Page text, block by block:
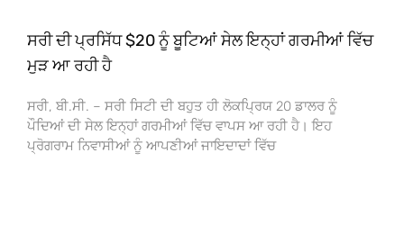
ਸਰੀ ਦੀ ਪ੍ਰਸਿੱਧ $20 ਨੂੰ ਬੂਟਿਆਂ ਸੇਲ ਇਨ੍ਹਾਂ ਗਰਮੀਆਂ ਵਿੱਚ
ਮੁੜ ਆ ਰਹੀ ਹੈ
ਸਰੀ, ਬੀ.ਸੀ. – ਸਰੀ ਸਿਟੀ ਦੀ ਬਹੁਤ ਹੀ ਲੋਕਪ੍ਰਿਯ 20 ਡਾਲਰ ਨੂੰ
ਪੌਦਿਆਂ ਦੀ ਸੇਲ ਇਨ੍ਹਾਂ ਗਰਮੀਆਂ ਵਿੱਚ ਵਾਪਸ ਆ ਰਹੀ ਹੈ। ਇਹ
ਪ੍ਰੋਗਰਾਮ ਨਿਵਾਸੀਆਂ ਨੂੰ ਆਪਣੀਆਂ ਜਾਇਦਾਦਾਂ ਵਿੱਚ